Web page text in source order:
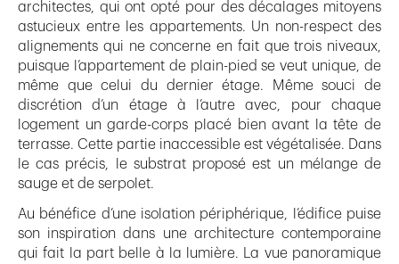
architectes, qui ont opté pour des décalages mitoyens
astucieux entre les appartements. Un non-respect des
alignements qui ne concerne en fait que trois niveaux,
puisque l’appartement de plain-pied se veut unique, de
même que celui du dernier étage. Même souci de
discrétion d’un étage à l’autre avec, pour chaque
logement un garde-corps placé bien avant la tête de
terrasse. Cette partie inaccessible est végétalisée. Dans
le cas précis, le substrat proposé est un mélange de
sauge et de serpolet.
Au bénéfice d’une isolation périphérique, l’édifice puise
son inspiration dans une architecture contemporaine
qui fait la part belle à la lumière. La vue panoramique